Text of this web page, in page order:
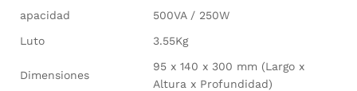
apacidad
500VA / 250W
Luto
3.55Kg
Dimensiones
95 x 140 x 300 mm (Largo x
Altura x Profundidad)